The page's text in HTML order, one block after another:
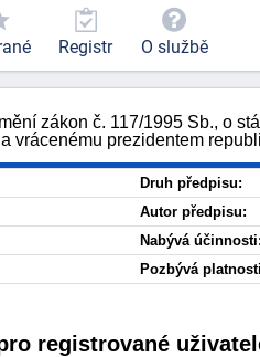
zákon č. 117/1995 Sb., o
vrácenému prezidentem
Druh předpisu:
Autor předpisu:
Nabývá účinnosti:
Pozbývá
registrované
Registr O službě